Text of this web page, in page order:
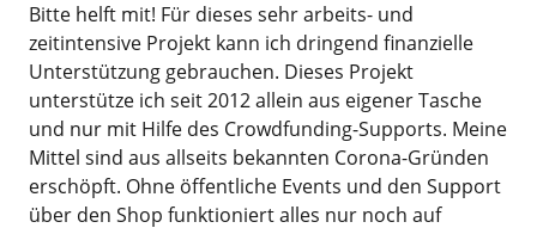
Bitte helft mit! Für dieses sehr arbeits- und
zeitintensive Projekt kann ich dringend finanzielle
Unterstützung gebrauchen. Dieses Projekt
unterstütze ich seit 2012 allein aus eigener Tasche
und nur mit Hilfe des Crowdfunding-Supports. Meine
Mittel sind aus allseits bekannten Corona-Gründen
erschöpft. Ohne öffentliche Events und den Support
über den Shop funktioniert alles nur noch auf